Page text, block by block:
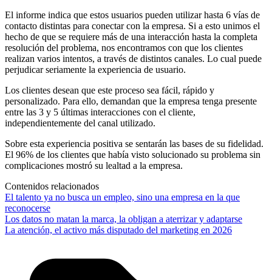
El informe indica que estos usuarios pueden utilizar hasta 6 vías de
contacto distintas para conectar con la empresa. Si a esto unimos el
hecho de que se requiere más de una interacción hasta la completa
resolución del problema, nos encontramos con que los clientes
realizan varios intentos, a través de distintos canales. Lo cual puede
perjudicar seriamente la experiencia de usuario.
Los clientes desean que este proceso sea fácil, rápido y
personalizado. Para ello, demandan que la empresa tenga presente
entre las 3 y 5 últimas interacciones con el cliente,
independientemente del canal utilizado.
Sobre esta experiencia positiva se sentarán las bases de su fidelidad.
El 96% de los clientes que había visto solucionado su problema sin
complicaciones mostró su lealtad a la empresa.
Contenidos relacionados
El talento ya no busca un empleo, sino una empresa en la que
reconocerse
Los datos no matan la marca, la obligan a aterrizar y adaptarse
La atención, el activo más disputado del marketing en 2026